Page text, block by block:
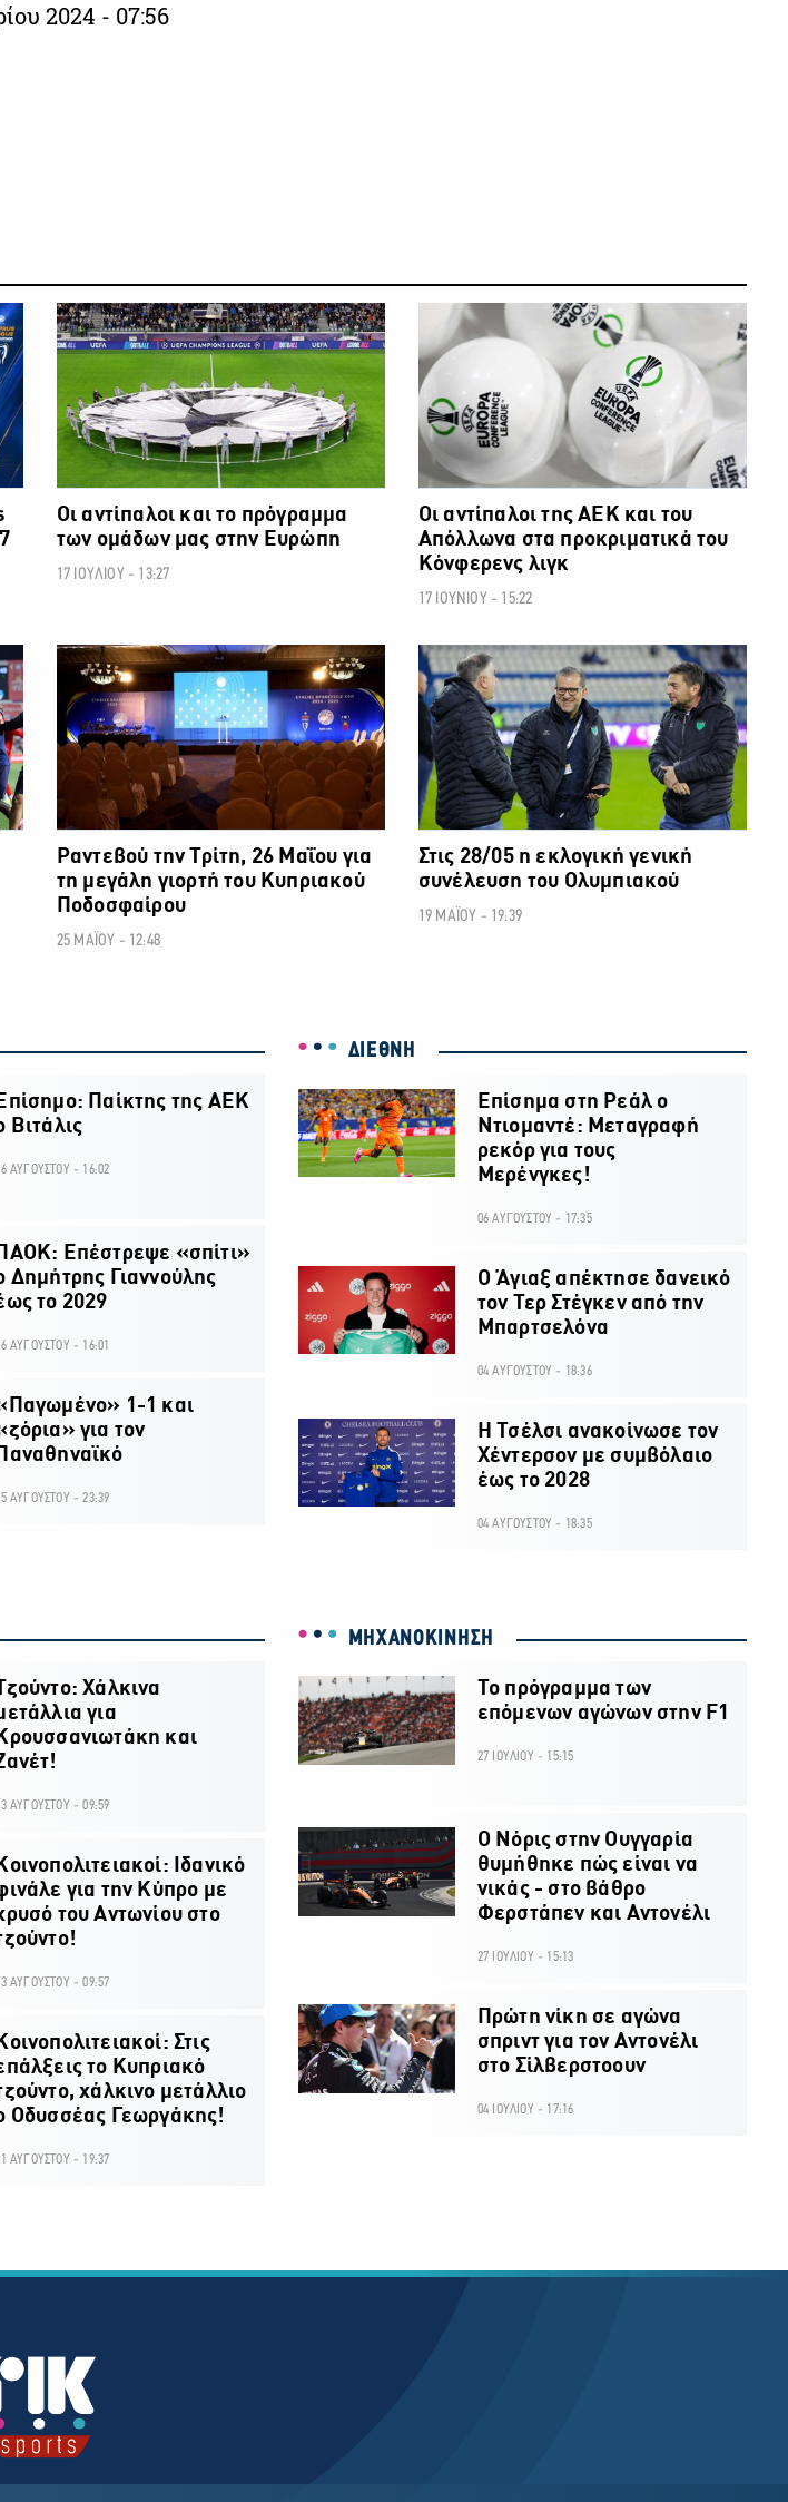
2024 - 07:56
ΠΟΔΟΣΦΑΙΡΟ
Οι αντίπαλοι και το πρόγραμμα
των ομάδων μας στην Ευρώπη
17 ΙΟΥΛΙΟΥ - 13:27
ΠΟΔΟΣΦΑΙΡΟ
Οι αντίπαλοι της ΑΕΚ και του
Απόλλωνα στα προκριματικά του
Κόνφερενς λιγκ
17 ΙΟΥΝΙΟΥ - 15:22
ΠΟΔΟΣΦΑΙΡΟ
Ραντεβού την Τρίτη, 26 Μαΐου για
τη μεγάλη γιορτή του Κυπριακού
Ποδοσφαίρου
25 ΜΑΪΟΥ - 12:48
ΠΟΔΟΣΦΑΙΡΟ
Στις 28/05 η εκλογική γενική
συνέλευση του Ολυμπιακού
19 ΜΑΪΟΥ - 19:39
Επίσημο: Παίκτης της ΑΕΚ
Βιτάλις
ΑΥΓΟΥΣΤΟΥ - 16:02
ΠΑΟΚ: Επέστρεψε «σπίτι»
Δημήτρης Γιαννούλης
το 2029
ΑΥΓΟΥΣΤΟΥ - 16:01
1-1 και
για τον
Παναθηναϊκό
ΑΥΓΟΥΣΤΟΥ - 23:39
ΔΙΕΘΝΗ
Επίσημα στη Ρεάλ ο
Ντιομαντέ: Μεταγραφή
ρεκόρ για τους
Μερένγκες!
06 ΑΥΓΟΥΣΤΟΥ - 17:35
Ο Άγιαξ απέκτησε δανεικό
τον Τερ Στέγκεν από την
Μπαρτσελόνα
04 ΑΥΓΟΥΣΤΟΥ - 18:36
H Τσέλσι ανακοίνωσε τον
Χέντερσον με συμβόλαιο
έως το 2028
04 ΑΥΓΟΥΣΤΟΥ - 18:35
Τζούντο: Χάλκινα
για
Κρουσσανιωτάκη και
ΑΥΓΟΥΣΤΟΥ - 09:59
Κοινοπολιτειακοί: Ιδανικό
για την Κύπρο με
του Αντωνίου στο
ΑΥΓΟΥΣΤΟΥ - 09:57
Κοινοπολιτειακοί: Στις
το Κυπριακό
χάλκινο μετάλλιο
Οδυσσέας Γεωργάκης!
ΑΥΓΟΥΣΤΟΥ - 19:37
ΜΗΧΑΝΟΚΙΝΗΣΗ
Το πρόγραμμα των
επόμενων αγώνων στην F1
27 ΙΟΥΛΙΟΥ - 15:15
O Νόρις στην Ουγγαρία
θυμήθηκε πώς είναι να
νικάς - στο βάθρο
Φερστάπεν και Αντονέλι
27 ΙΟΥΛΙΟΥ - 15:13
Πρώτη νίκη σε αγώνα
σπριντ για τον Αντονέλι
στο Σίλβερστοουν
04 ΙΟΥΛΙΟΥ - 17:16